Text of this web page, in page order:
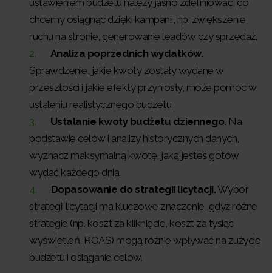
chcemy osiągnąć dzięki kampanii, np. zwiększenie
ruchu na stronie, generowanie leadów czy sprzedaż.
Analiza poprzednich wydatków.
Sprawdzenie, jakie kwoty zostały wydane w
przeszłości i jakie efekty przyniosły, może pomóc w
ustaleniu realistycznego budżetu.
Ustalanie kwoty budżetu dziennego. Na
podstawie celów i analizy historycznych danych,
wyznacz maksymalną kwotę, jaką jesteś gotów
wydać każdego dnia.
Dopasowanie do strategii licytacji.Wybór
strategii licytacji ma kluczowe znaczenie, gdyż różne
strategie (np. koszt za kliknięcie, koszt za tysiąc
wyświetleń, ROAS) mogą różnie wpływać na zużycie
budżetu i osiąganie celów.